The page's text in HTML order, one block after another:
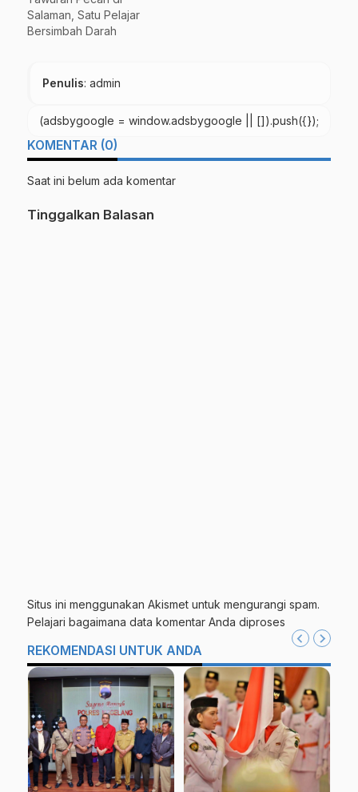
Salaman, Satu Pelajar
Bersimbah Darah
Penulis: admin
(adsbygoogle = window.adsbygoogle || []).push({});
KOMENTAR (0)
Saat ini belum ada komentar
Tinggalkan Balasan
Situs ini menggunakan Akismet untuk mengurangi spam.
Pelajari bagaimana data komentar Anda diproses
REKOMENDASI UNTUK ANDA